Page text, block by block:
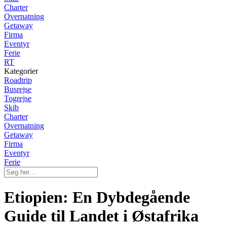
Charter
Overnatning
Getaway
Firma
Eventyr
Ferie
RT
Kategorier
Roadtrip
Busrejse
Togrejse
Skib
Charter
Overnatning
Getaway
Firma
Eventyr
Ferie
Etiopien: En Dybdegående
Guide til Landet i Østafrika